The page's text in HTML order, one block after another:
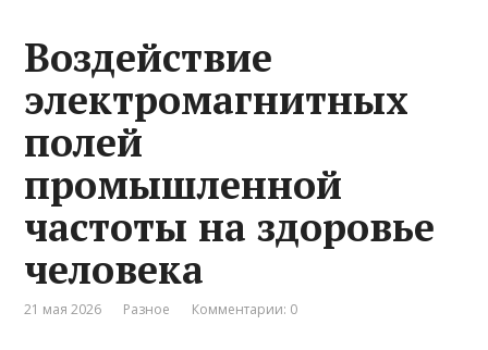
Воздействие
электромагнитных
полей
промышленной
частоты на здоровье
человека
21 мая 2026 Разное Комментарии: 0